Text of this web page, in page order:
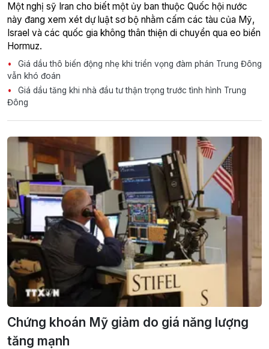
Một nghị sỹ Iran cho biết một ủy ban thuộc Quốc hội nước
này đang xem xét dự luật sơ bộ nhằm cấm các tàu của Mỹ,
Israel và các quốc gia không thân thiện di chuyển qua eo biển
Hormuz.
Giá dầu thô biến động nhẹ khi triển vọng đàm phán Trung Đông
vẫn khó đoán
Giá dầu tăng khi nhà đầu tư thận trọng trước tình hình Trung
Đông
Chứng khoán Mỹ giảm do giá năng lượng
tăng mạnh